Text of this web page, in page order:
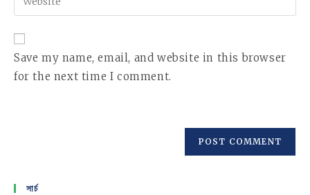
comment
address
comment
your
website
URL
(optional)
Save my name, email, and website in this browser
for the next time I comment.
সার্চ